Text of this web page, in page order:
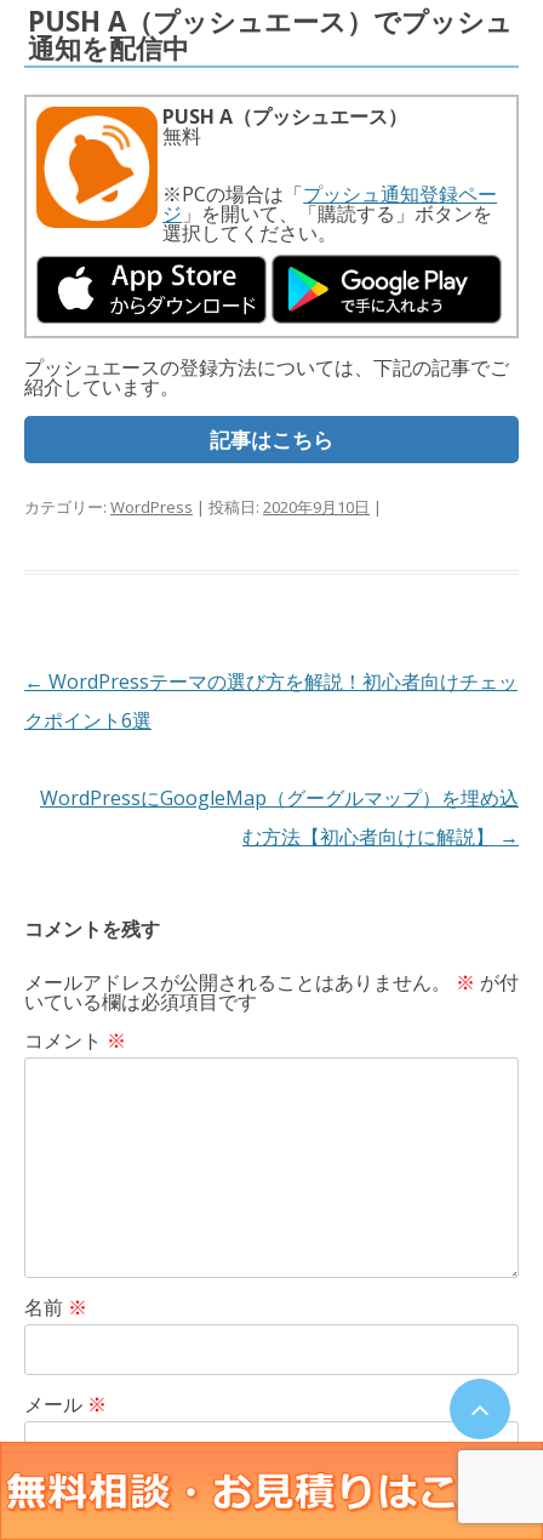
PUSH A（プッシュエース）でプッシュ
通知を配信中
PUSH A（プッシュエース）
無料
※PCの場合は「プッシュ通知登録ペー
ジ 」を開いて、「購読する」ボタンを
選択してください。
プッシュエースの登録方法については、下記の記事でご
紹介しています。
記事はこちら
カテゴリー: WordPress | 投稿日: 2020年9月10日 |
投
稿
ビ
ン
← WordPressテーマの選び方を解説！初心者向けチェッ
クポイント6選
WordPressにGoogleMap（グーグルマップ）を埋め込
む方法【初心者向けに解説】
→
コメントを残す
メールアドレスが公開されることはありません。
※ が付
いている欄は必須項目です
コメント ※
名前 ※
メール ※
サイト